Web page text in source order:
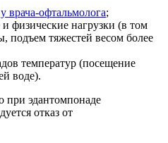
врача-офтальмолога;
физические нагрузки (в том
подъем тяжестей весом более
температур (посещение
воде).
при эдантомпонаде
отказ от